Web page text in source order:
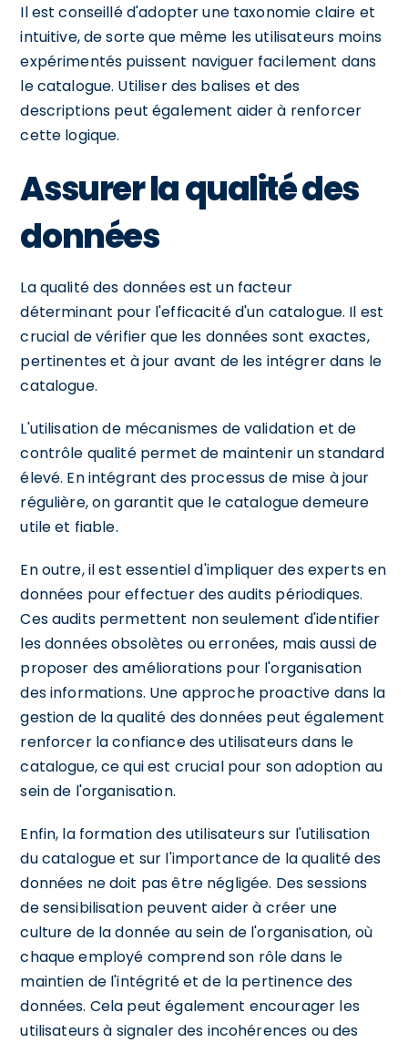
Il est conseillé d'adopter une taxonomie claire et
intuitive, de sorte que même les utilisateurs moins
expérimentés puissent naviguer facilement dans
le catalogue. Utiliser des balises et des
descriptions peut également aider à renforcer
cette logique.
Assurer la qualité des
données
La qualité des données est un facteur
déterminant pour l'efficacité d'un catalogue. Il est
crucial de vérifier que les données sont exactes,
pertinentes et à jour avant de les intégrer dans le
catalogue.
L'utilisation de mécanismes de validation et de
contrôle qualité permet de maintenir un standard
élevé. En intégrant des processus de mise à jour
régulière, on garantit que le catalogue demeure
utile et fiable.
En outre, il est essentiel d'impliquer des experts en
données pour effectuer des audits périodiques.
Ces audits permettent non seulement d'identifier
les données obsolètes ou erronées, mais aussi de
proposer des améliorations pour l'organisation
des informations. Une approche proactive dans la
gestion de la qualité des données peut également
renforcer la confiance des utilisateurs dans le
catalogue, ce qui est crucial pour son adoption au
sein de l'organisation.
Enfin, la formation des utilisateurs sur l'utilisation
du catalogue et sur l'importance de la qualité des
données ne doit pas être négligée. Des sessions
de sensibilisation peuvent aider à créer une
culture de la donnée au sein de l'organisation, où
chaque employé comprend son rôle dans le
maintien de l'intégrité et de la pertinence des
données. Cela peut également encourager les
utilisateurs à signaler des incohérences ou des